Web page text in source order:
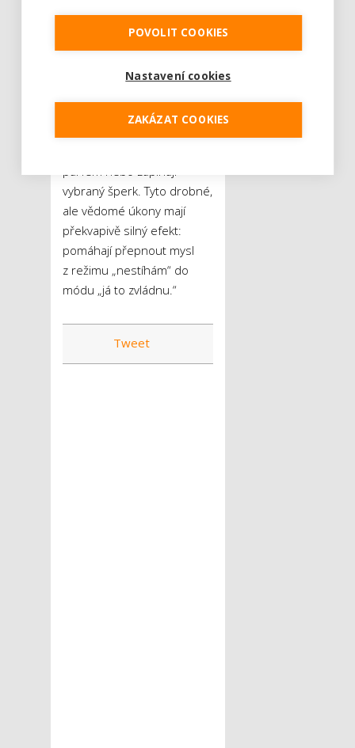
dobré si uvědomit, že i
v hektickém ránu se dá
najít jedna minuta, která
bude jen vaše. Nemusíte ji
složitý rituál. Pro mnoho
parfém nebo zapínají
vybraný šperk. Tyto drobné,
ale vědomé úkony mají
překvapivě silný efekt:
pomáhají přepnout mysl
z režimu „nestíhám“ do
módu „já to zvládnu.“
Tweet
POVOLIT COOKIES
Nastavení cookies
ZAKÁZAT COOKIES